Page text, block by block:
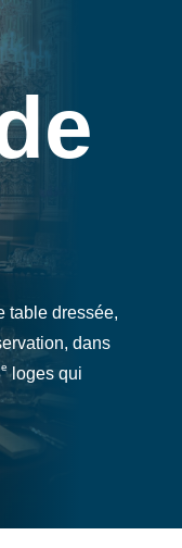
table dressée,
dans
eloges qui